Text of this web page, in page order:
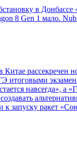
в Донбассе
8 Gen 1 мало.
рассекречен
итоговыми
навсегда», а
запуску ракет